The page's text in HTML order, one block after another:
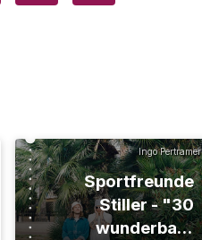
Ingo Pertramer
Sportfreunde
Stiller - "30
wunderbare